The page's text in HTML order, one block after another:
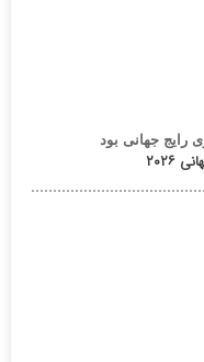
رایج جهانی بود